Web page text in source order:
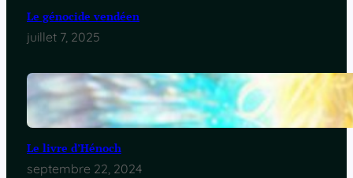
Le génocide vendéen
juillet 7, 2025
Le livre d’Hénoch
septembre 22, 2024